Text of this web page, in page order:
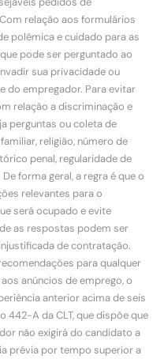
relação aos formulários
polêmica e cuidado para as
pode ser perguntado ao
sua privacidade ou
do empregador. Para evitar
relação a discriminação e
perguntas ou coleta de
religião, número de
penal, regularidade de
forma geral, a regra é que o
relevantes para o
será ocupado e evite
as respostas podem ser
de contratação.
para qualquer
anúncios de emprego, o
anterior acima de seis
442-A da CLT, que dispõe que
não exigirá do candidato a
prévia por tempo superior a